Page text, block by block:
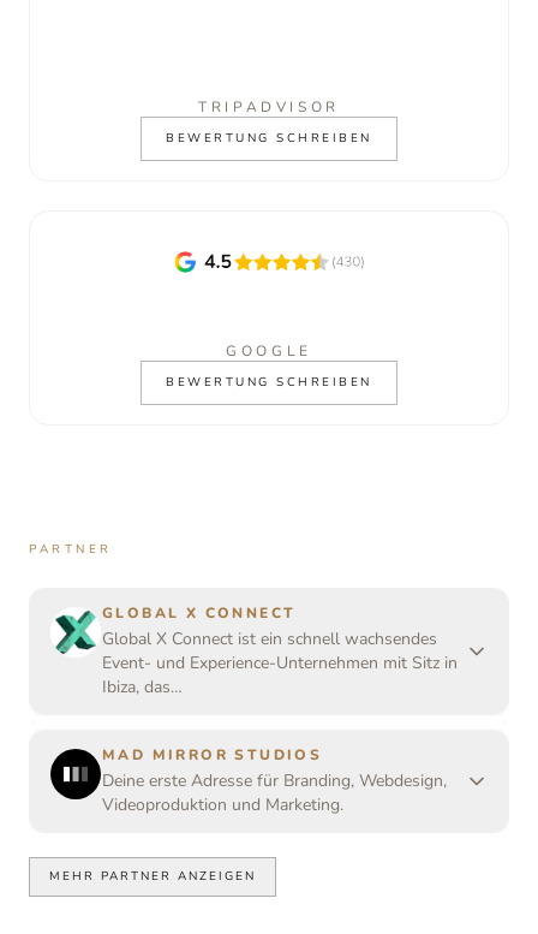
TRIPADVISOR
BEWERTUNG SCHREIBEN
GOOGLE
BEWERTUNG SCHREIBEN
PARTNER
GLOBAL X CONNECT
Global X Connect ist ein schnell wachsendes
Event- und Experience-Unternehmen mit Sitz in
Ibiza, das…
MAD MIRROR STUDIOS
Deine erste Adresse für Branding, Webdesign,
Videoproduktion und Marketing.
MEHR PARTNER ANZEIGEN